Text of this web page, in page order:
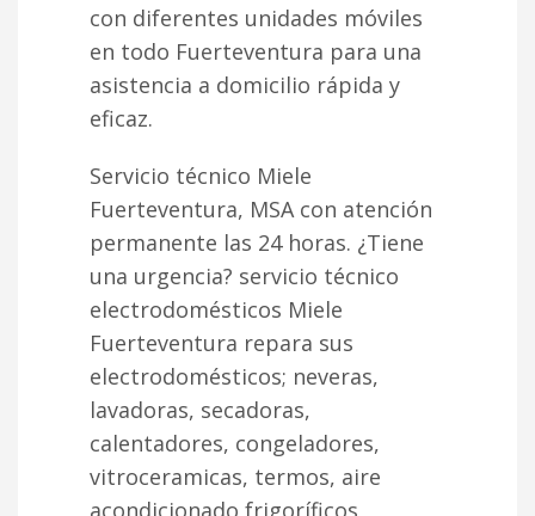
con diferentes unidades móviles
en todo Fuerteventura para una
asistencia a domicilio rápida y
eficaz.
Servicio técnico Miele
Fuerteventura, MSA con atención
permanente las 24 horas. ¿Tiene
una urgencia? servicio técnico
electrodomésticos Miele
Fuerteventura repara sus
electrodomésticos; neveras,
lavadoras, secadoras,
calentadores, congeladores,
vitroceramicas, termos, aire
acondicionado frigoríficos,